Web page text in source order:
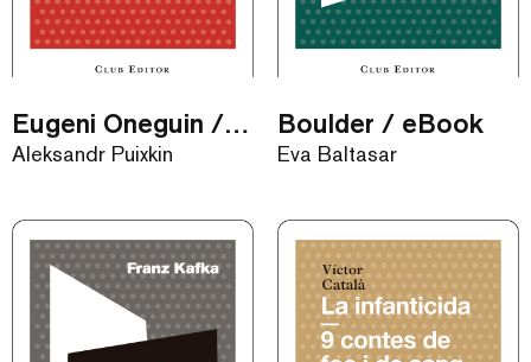
Eugeni Oneguin / eBook
Aleksandr Puixkin
Boulder / eBook
Eva Baltasar